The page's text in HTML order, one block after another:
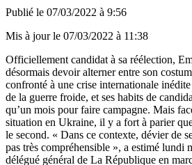
Publié le 07/03/2022 à 9:56
Mis à jour le 07/03/2022 à 11:38
Officiellement candidat à sa réélection,
désormais devoir alterner entre son
confronté à une crise internationale
de la guerre froide, et ses habits de
qu’un mois pour faire campagne. Mais
situation en Ukraine, il y a fort à parier
le second. « Dans ce contexte, dévier de
pas très compréhensible », a estimé lundi
délégué général de La République en